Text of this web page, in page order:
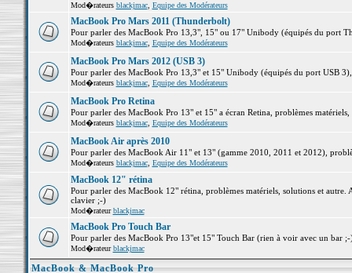
Mod�rateurs blackjmac, Equipe des Modérateurs
MacBook Pro Mars 2011 (Thunderbolt)
Pour parler des MacBook Pro 13,3", 15" ou 17" Unibody (équipés du port
Mod�rateurs blackjmac, Equipe des Modérateurs
MacBook Pro Mars 2012 (USB 3)
Pour parler des MacBook Pro 13,3" et 15" Unibody (équipés du port USB
Mod�rateurs blackjmac, Equipe des Modérateurs
MacBook Pro Retina
Pour parler des MacBook Pro 13" et 15" a écran Retina, problèmes matériels,
Mod�rateurs blackjmac, Equipe des Modérateurs
MacBook Air après 2010
Pour parler des MacBook Air 11" et 13" (gamme 2010, 2011 et 2012),
Mod�rateurs blackjmac, Equipe des Modérateurs
MacBook 12" rétina
Pour parler des MacBook 12" rétina, problèmes matériels, solutions et
clavier ;-)
Mod�rateurblackjmac
MacBook Pro Touch Bar
Pour parler des MacBook Pro 13"et 15" Touch Bar (rien à voir avec un bar
Mod�rateurblackjmac
MacBook & MacBook Pro